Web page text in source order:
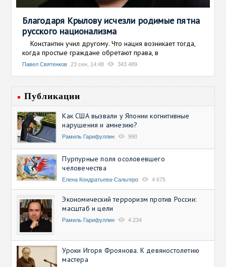
Благодаря Крылову исчезли родимые пятна
русского национализма
Константин учил другому. Что нация возникает тогда,
когда простые граждане обретают права, в
Павел Святенков 23 сен, 14:48 343 489
Публикации
Как США вызвали у Японии когнитивные
нарушения и амнезию?
Рамиль Гарифуллин 990
Пурпурные поля осоловевшего
человечества
Елена Кондратьева-Сальгеро 4 675
Экономический терроризм против России:
масштаб и цели
Рамиль Гарифуллин 4 234
Уроки Игоря Фроянова. К девяностолетию
мастера